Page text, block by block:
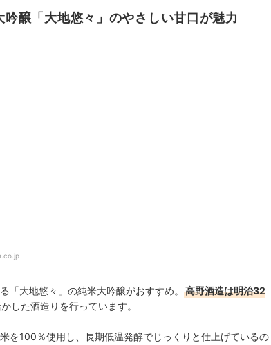
醸「大地悠々」のやさしい甘口が魅力
「大地悠々」の純米大吟醸がおすすめ。
高野酒造は明治32
した酒造りを行っています。
を100％使用し、長期低温発酵でじっくりと仕上げているの